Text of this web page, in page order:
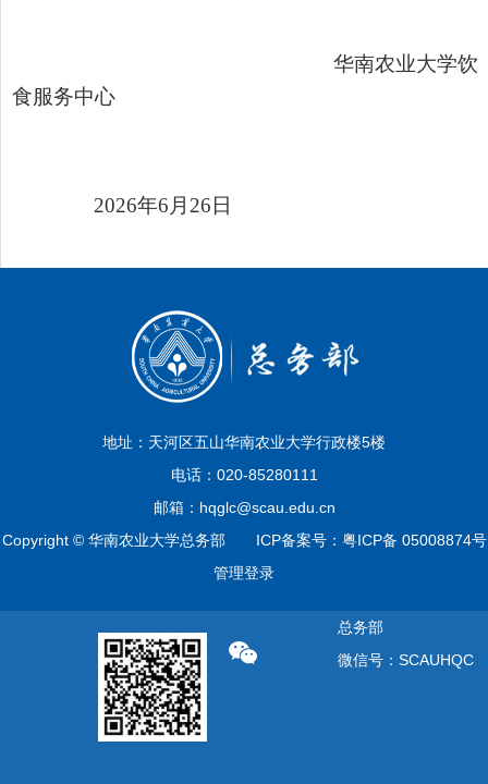
华南农业大学饮
食服务中心
2026年6 月 26日
地址：天河区五山华南农业大学行政楼5楼
电话：020-85280111
邮箱：hqglc@scau.edu.cn
Copyright © 华南农业大学总务部 ICP备案号：粤ICP备 05008874号
管理登录
总务部
微信号：SCAUHQC